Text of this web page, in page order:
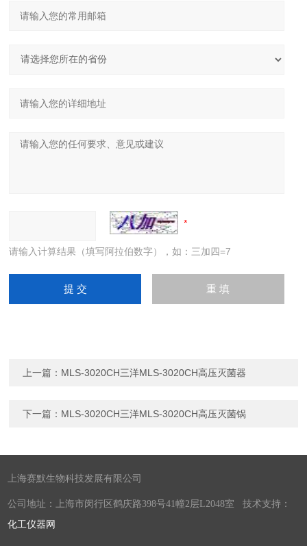
请输入计算结果（填写阿拉伯数字），如：三加四=7
上一篇： MLS-3020CH三洋MLS-3020CH高压灭菌器
下一篇： MLS-3020CH三洋MLS-3020CH高压灭菌锅
上海赛默生物科技发展有限公司
公司地址：上海市闵行区鹤庆路398号41幢2层L2048室 技术支持：
化工仪器网